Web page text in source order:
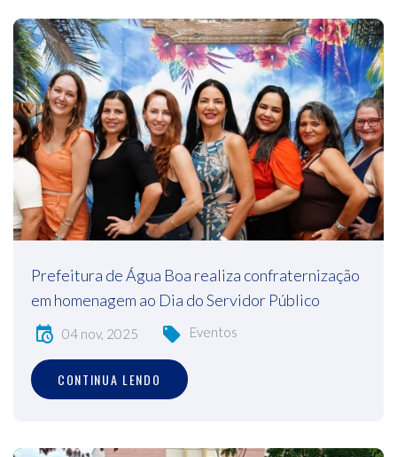
Prefeitura de Água Boa realiza confraternização
em homenagem ao Dia do Servidor Público
04 nov, 2025 Eventos
CONTINUA LENDO